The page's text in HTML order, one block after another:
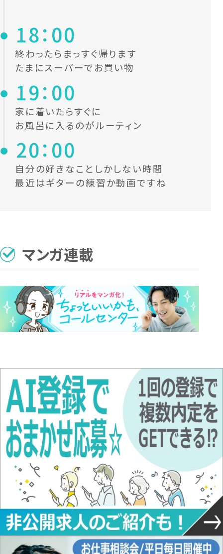
18：00
終わったらまっすぐ帰ります
たまにスーパーでお買い物
19：00
家に着いたらすぐに
お風呂に入るのがルーティン
20：00
自分の好きなことしかしない時間
最近はギターの練習か動画ですね
マンガ連載